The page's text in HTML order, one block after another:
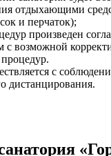
отдыхающими
и перчаток);
произведен
с возможной
с
дистанцирования.